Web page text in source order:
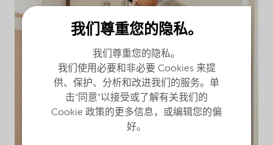
我们尊重您的隐私。
我们尊重您的隐私。
我们使用必要和非必要 Cookies 来提
供、保护、分析和改进我们的服务。单
击“同意”以接受或了解有关我们的
Cookie 政策的更多信息，或编辑您的偏
好。